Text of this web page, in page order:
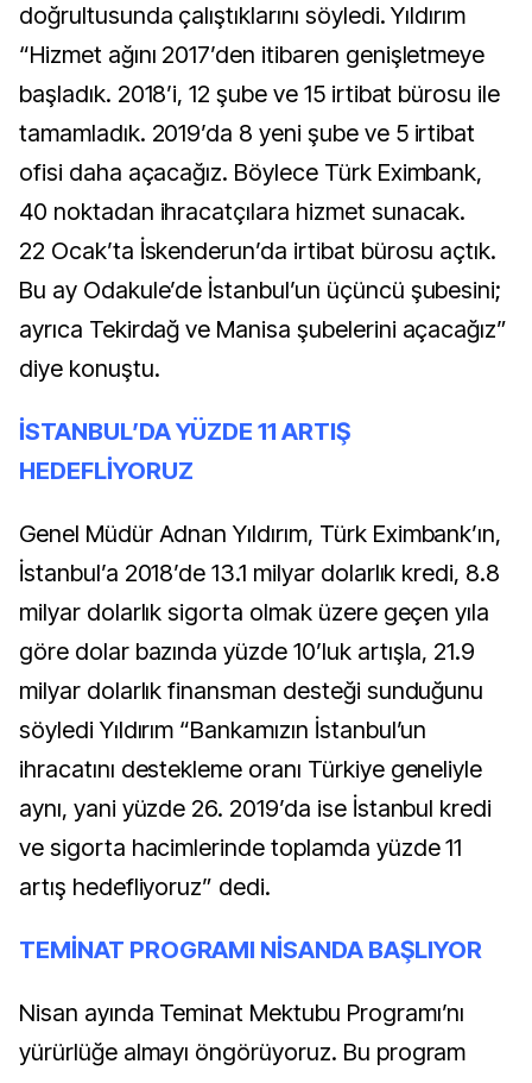
doğrultusunda çalıştıklarını söyledi. Yıldırım
“Hizmet ağını 2017’den itibaren genişletmeye
başladık. 2018’i, 12 şube ve 15 irtibat bürosu ile
tamamladık. 2019’da 8 yeni şube ve 5 irtibat
ofisi daha açacağız. Böylece Türk Eximbank,
40 noktadan ihracatçılara hizmet sunacak.
22 Ocak’ta İskenderun’da irtibat bürosu açtık.
Bu ay Odakule’de İstanbul’un üçüncü şubesini;
ayrıca Tekirdağ ve Manisa şubelerini açacağız”
diye konuştu.
İSTANBUL’DA YÜZDE 11 ARTIŞ
HEDEFLİYORUZ
Genel Müdür Adnan Yıldırım, Türk Eximbank’ın,
İstanbul’a 2018’de 13.1 milyar dolarlık kredi, 8.8
milyar dolarlık sigorta olmak üzere geçen yıla
göre dolar bazında yüzde 10’luk artışla, 21.9
milyar dolarlık finansman desteği sunduğunu
söyledi Yıldırım “Bankamızın İstanbul’un
ihracatını destekleme oranı Türkiye geneliyle
aynı, yani yüzde 26. 2019’da ise İstanbul kredi
ve sigorta hacimlerindetoplamda yüzde 11
artış hedefliyoruz” dedi.
TEMİNAT PROGRAMI NİSANDA BAŞLIYOR
Nisan ayında Teminat Mektubu Programı’nı
yürürlüğe almayı öngörüyoruz. Bu program